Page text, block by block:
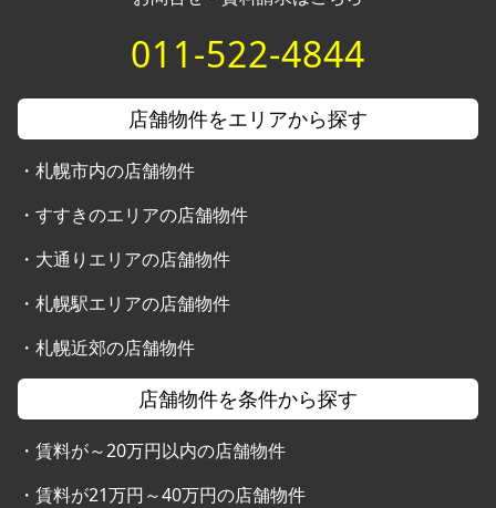
011-522-4844
店舗物件をエリアから探す
・ 札幌市内の店舗物件
・ すすきのエリアの店舗物件
・ 大通りエリアの店舗物件
・ 札幌駅エリアの店舗物件
・ 札幌近郊の店舗物件
店舗物件を条件から探す
・ 賃料が～20万円以内の店舗物件
・ 賃料が21万円～40万円の店舗物件